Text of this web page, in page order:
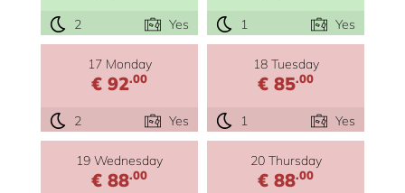
2 Yes 1 Yes
17 Monday
€ 92.00
2 Yes
18 Tuesday
€ 85.00
1 Yes
19 Wednesday
€ 88.00
20 Thursday
€ 88.00